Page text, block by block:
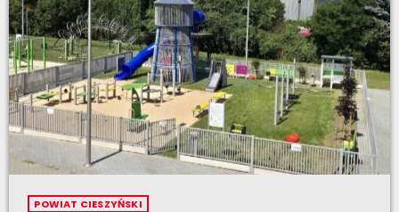
POWIAT CIESZYŃSKI